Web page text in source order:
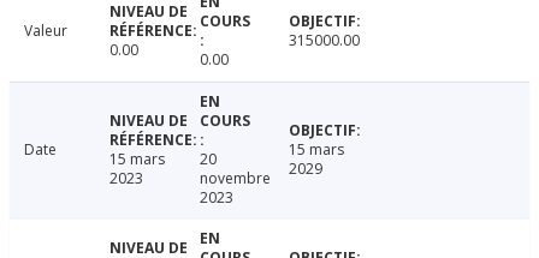
Valeur
0.00
0.00
315000.00
Date
15 mars
2023
20
novembre
2023
15 mars
2029